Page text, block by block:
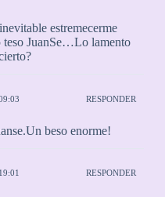
estremecerme
JuanSe…Lo lamento
RESPONDER
beso enorme!
RESPONDER